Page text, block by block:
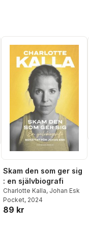
röster:
Skam den som ger sig
: en självbiografi
Charlotte Kalla, Johan Esk
Pocket, 2024
89 kr